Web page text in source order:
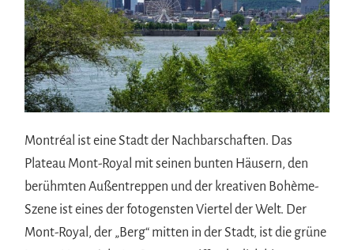
Montréal ist eine Stadt der Nachbarschaften. Das
Plateau Mont-Royal mit seinen bunten Häusern, den
berühmten Außentreppen und der kreativen Bohème-
Szene ist eines der fotogensten Viertel der Welt. Der
Mont-Royal, der „Berg“ mitten in der Stadt, ist die grüne